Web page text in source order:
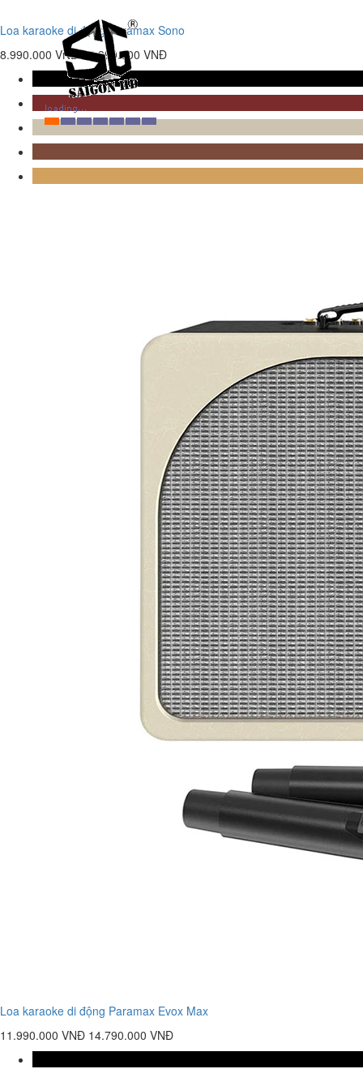
Loa karaoke di động Paramax Sono
8.990.000 VNĐ 10.990.000 VNĐ
Loa karaoke di động Paramax Evox Max
11.990.000 VNĐ 14.790.000 VNĐ